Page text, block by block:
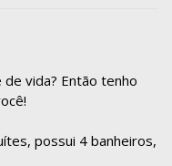
de vida? Então tenho
possui 4 banheiros,